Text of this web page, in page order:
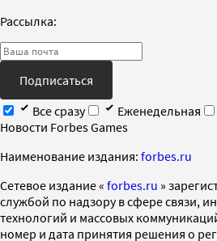
Рассылка:
Подписаться
Все сразу
Еженедельная
Новости Forbes Games
Наименование издания: forbes.ru
Cетевое издание « forbes.ru »
службой по надзору в сфере связи,
технологий и массовых
номер и дата принятия решения о